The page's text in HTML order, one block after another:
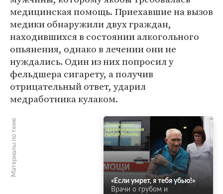
медицинская помощь. Приехавшие на вызов
медики обнаружили двух граждан,
находившихся в состоянии алкогольного
опьянения, однако в лечении они не
нуждались. Один из них попросил у
фельдшера сигарету, а получив
отрицательный ответ, ударил
медработника кулаком.
Материалы по теме
«Если умрет, я тебя убью!»
Врачи о грубом и